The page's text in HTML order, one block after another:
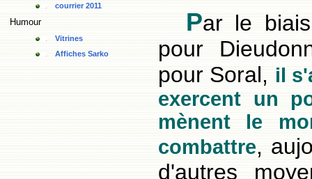
courrier 2011
Humour
Vitrines
Affiches Sarko
Par le
pour
pour Soral, il
exercent un
mènent le
combattre,
d'autres